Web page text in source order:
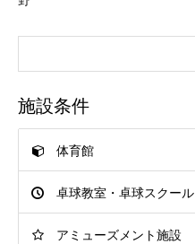
施設条件
体育館
卓球教室・卓球スクール
アミューズメント施設